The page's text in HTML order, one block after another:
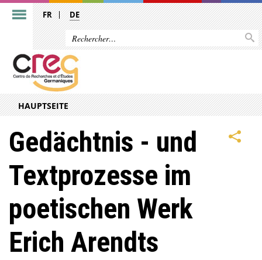
FR DE
HAUPTSEITE
Gedächtnis - und
Textprozesse im
poetischen Werk
Erich Arendts